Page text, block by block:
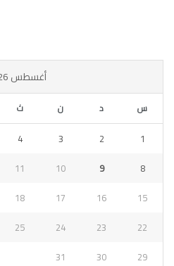
أغسطس 2026
س د ن ث
1
2
3
4
8
9
10
11
15
16
17
18
22
23
24
25
29
30
31